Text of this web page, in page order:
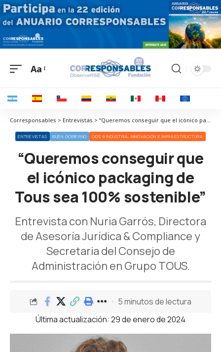
Aa
Corresponsables > Entrevistas > “Queremos conseguir que el icónico packaging de Tous sea 100% sostenible”
ENTREVISTAS BUEN GOBIERNO ODS 9 INDUSTRIA, INNOVACIÓN E INFRAESTRUCTURA
“Queremos conseguir que
el icónico packaging de
Tous sea 100% sostenible”
Entrevista con Nuria Garrós, Directora
de Asesoría Jurídica & Compliance y
Secretaria del Consejo de
Administración en Grupo TOUS.
Última actualización: 29 de enero de 2024
5 minutos de lectura